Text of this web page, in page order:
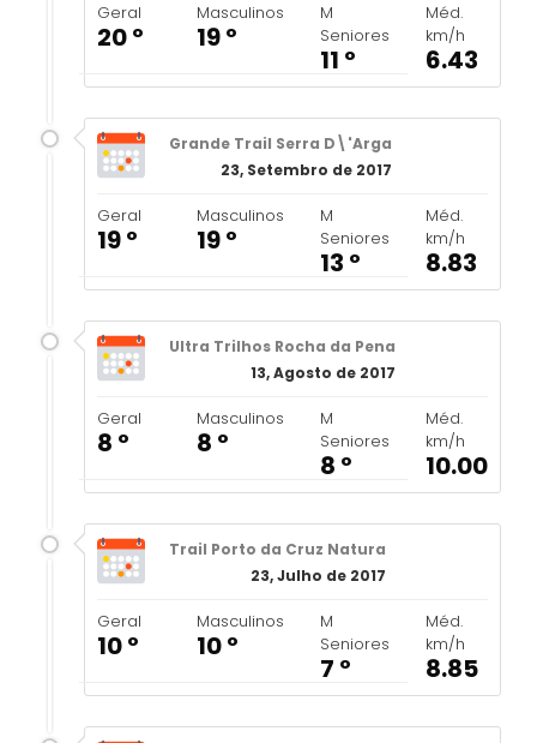
Geral
20 º
Masculinos
19 º
M
Seniores
11 º
Méd.
km/h
6.43
Grande Trail Serra D\'Arga
23, Setembro de 2017
Geral
19 º
Masculinos
19 º
M
Seniores
13 º
Méd.
km/h
8.83
Ultra Trilhos Rocha da Pena
13, Agosto de 2017
Geral
8 º
Masculinos
8 º
M
Seniores
8 º
Méd.
km/h
10.00
Trail Porto da Cruz Natura
23, Julho de 2017
Geral
10 º
Masculinos
10 º
M
Seniores
7 º
Méd.
km/h
8.85